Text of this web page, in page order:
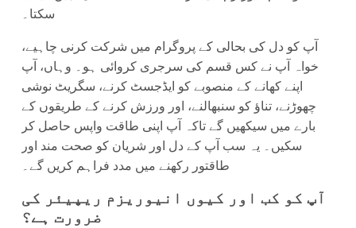
سکتا۔
آپ کو دل کی بحالی کے پروگرام میں شرکت کرنی چاہیے،
خواہ آپ نے کس قسم کی سرجری کروائی ہو۔ وہاں، آپ
اپنے کھانے کے منصوبے کو ایڈجسٹ کرنے، سگریٹ نوشی
چھوڑنے، تناؤ کو سنبھالنے، اور ورزش کرنے کے طریقوں کے
بارے میں سیکھیں گے تاکہ آپ اپنی طاقت واپس حاصل کر
سکیں۔ یہ سب آپ کے دل اور شریان کو صحت مند اور
طاقتور رکھنے میں مدد فراہم کریں گے۔
آپ کو کب اور کیوں انیوریزم ریپیئر کی
ضرورت ہے؟